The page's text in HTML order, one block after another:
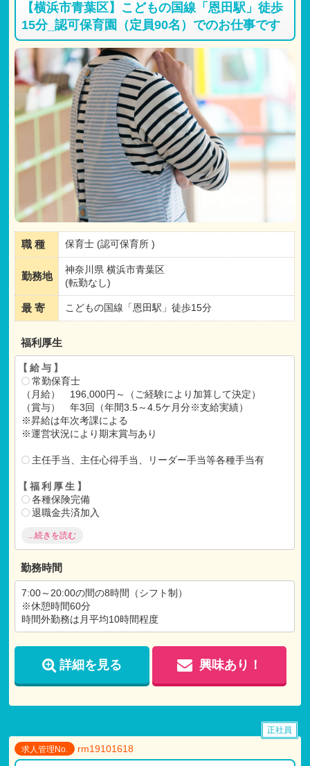
【横浜市青葉区】こどもの国線「恩田駅」徒歩
15分_認可保育園（定員90名）でのお仕事です
職 種 保育士 (認可保育所 )
勤務地
神奈川県 横浜市青葉区
(転勤なし)
最 寄 こどもの国線「恩田駅」徒歩15分
福利厚生
【給与】
常勤保育士
（月給） 196,000円～（ご経験により加算して決定）
（賞与） 年3回（年間3.5～4.5ケ月分※支給実績）
※昇給は年次考課による
※運営状況により期末賞与あり
主任手当、主任心得手当、リーダー手当等各種手当有
【福利厚生】
各種保険完備
退職金共済加入
健康診断（年1回）
リゾート施設の利用
交通費支給（上限30,000円/月）
...続きを読む
勤務時間
7:00～20:00の間の8時間（シフト制）
※休憩時間60分
時間外勤務は月平均10時間程度
詳細を見る 興味あり！
求人管理No. rm19101618
正社員